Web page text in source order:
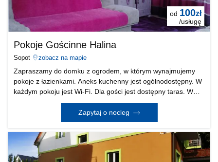
od 100zł
/usługę
Pokoje Gościnne Halina
Sopot zobacz na mapie
Zapraszamy do domku z ogrodem, w którym wynajmujemy
pokoje z łazienkami. Aneks kuchenny jest ogólnodostępny. W
każdym pokoju jest Wi-Fi. Dla gości jest dostępny taras. W
ogrodzie możliwość grillowania. Na posesji dysponujemy
czterema miejscami parkingowymi. Do plaży je
Zapytaj o nocleg